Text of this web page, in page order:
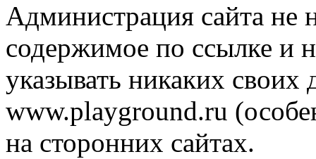
Администрация сайта не
содержимое по ссылке и
указывать никаких
www.playground.ru
на сторонних сайтах.